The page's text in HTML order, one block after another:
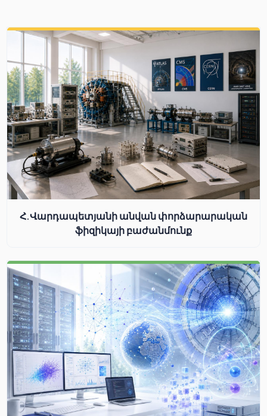
Հ.Վարդապետյանի անվան փորձարարական
ֆիզիկայի բաժանմունք